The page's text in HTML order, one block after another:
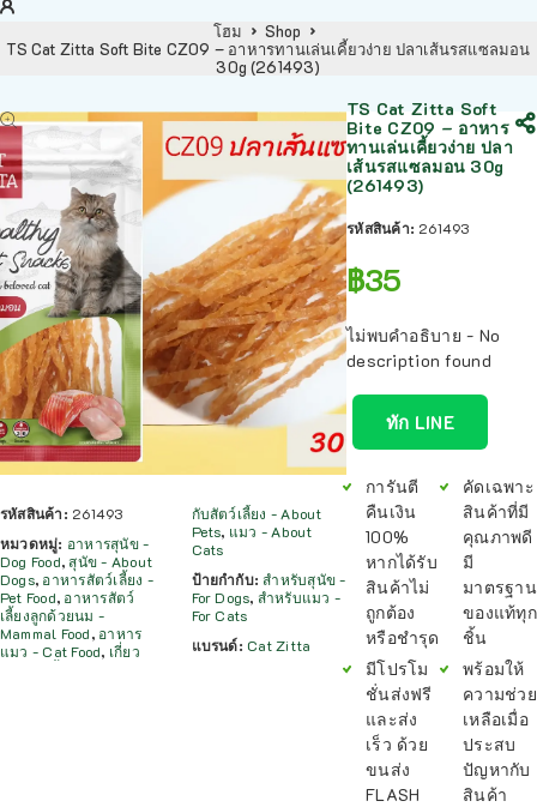
โฮม
Shop
TS Cat Zitta Soft Bite CZ09 – อาหารทานเล่นเคี้ยวง่าย ปลาเส้นรสแซลมอน
30g (261493)
รหัสสินค้า: 261493
หมวดหมู่: อาหารสุนัข -
Dog Food,สุนัข - About
Dogs, อาหารสัตว์เลี้ยง -
Pet Food, อาหารสัตว์
เลี้ยงลูกด้วยนม -
Mammal Food, อาหาร
แมว - Cat Food, เกี่ยว
กับสัตว์เลี้ยง - About
Pets, แมว - About
Cats
ป้ายกำกับ:สำหรับสุนัข -
For Dogs, สำหรับแมว -
For Cats
แบรนด์: Cat Zitta
TS Cat Zitta Soft
Bite CZ09 – อาหาร
ทานเล่นเคี้ยวง่าย ปลา
เส้นรสแซลมอน 30g
(261493)
รหัสสินค้า: 261493
฿35
ไม่พบคำอธิบาย - No
description found
ทัก LINE
การันตี
คืนเงิน
100%
หากได้รับ
สินค้าไม่
ถูกต้อง
หรือชำรุด
มีโปรโม
ชั่นส่งฟรี
และส่ง
เร็ว ด้วย
ขนส่ง
FLASH
คัดเฉพาะ
สินค้าที่มี
คุณภาพดี
มี
มาตรฐาน
ของแท้ทุก
ชิ้น
พร้อมให้
ความช่วย
เหลือเมื่อ
ประสบ
ปัญหากับ
สินค้า